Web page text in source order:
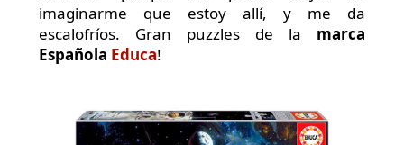
imaginarme que estoy allí, y me da
escalofríos. Gran puzzles de la marca
Española Educa!